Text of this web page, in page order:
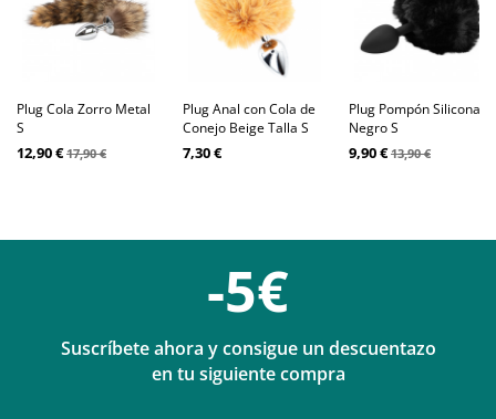
Plug Cola Zorro Metal
S
12,90 €17,90 €
Plug Anal con Cola de
Conejo Beige Talla S
7,30 €
Plug Pompón Silicona
Negro S
9,90 €13,90 €
-5€
Suscríbete ahora y consigue un descuentazo
en tu siguiente compra